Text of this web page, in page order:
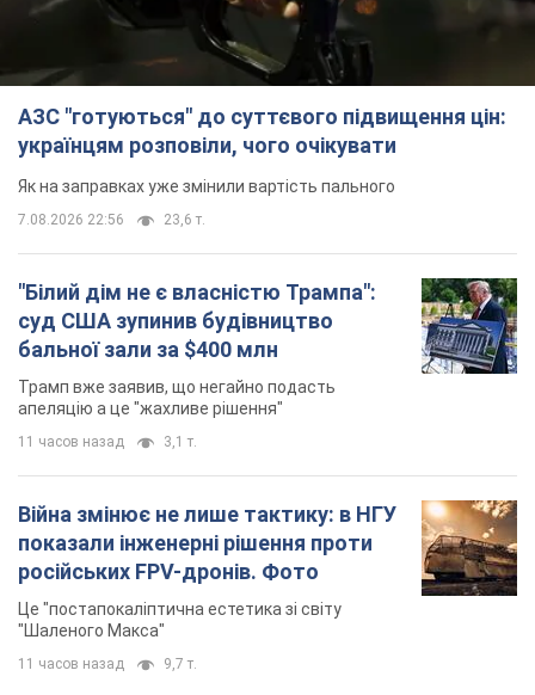
АЗС "готуються" до суттєвого підвищення цін:
українцям розповіли, чого очікувати
Як на заправках уже змінили вартість пального
7.08.2026 22:56 23,6 т.
"Білий дім не є власністю Трампа":
суд США зупинив будівництво
бальної зали за $400 млн
Трамп вже заявив, що негайно подасть
апеляцію а це "жахливе рішення"
11 часов назад 3,1 т.
Війна змінює не лише тактику: в НГУ
показали інженерні рішення проти
російських FPV-дронів. Фото
Це "постапокаліптична естетика зі світу
"Шаленого Макса"
11 часов назад 9,7 т.